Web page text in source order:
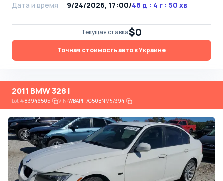
Дата и время
9/24/2026, 17:00/48 д : 4 г : 50 хв
Текущая ставка$0
Точная стоимость авто в Украине
2011 BMW 328 I
Lot#83946505 VIN:WBAPH7G50BNM57394